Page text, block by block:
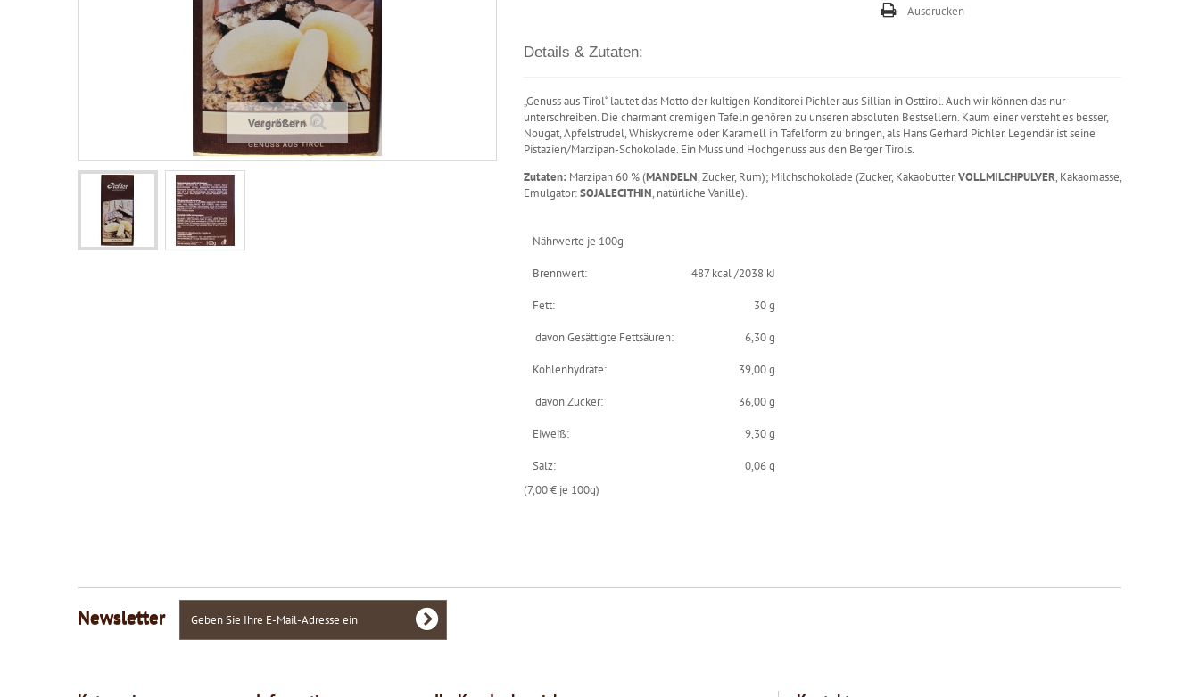
Vergrößern
Ausdrucken
Details & Zutaten:
„Genuss aus Tirol“ lautet das Motto der kultigen Konditorei Pichler aus Sillian in Osttirol. Auch wir können das nur
unterschreiben. Die charmant cremigen Tafeln gehören zu unseren absoluten Bestsellern. Kaum einer versteht es besser,
Nougat, Apfelstrudel, Whiskycreme oder Karamell in Tafelform zu bringen, als Hans Gerhard Pichler. Legendär ist seine
Pistazien/Marzipan-Schokolade. Ein Muss und Hochgenuss aus den Berger Tirols.
Zutaten: Marzipan 60 % (MANDELN, Zucker, Rum); Milchschokolade (Zucker, Kakaobutter,VOLLMILCHPULVER, Kakaomasse,
Emulgator:SOJALECITHIN, natürliche Vanille).
Nährwerte je 100g
Brennwert: 487 kcal /2038 kJ
Fett: 30 g
davon Gesättigte Fettsäuren: 6,30 g
Kohlenhydrate: 39,00 g
davon Zucker: 36,00 g
Eiweiß: 9,30 g
Salz:
0,06 g
(7,00 € je 100g)
Newsletter